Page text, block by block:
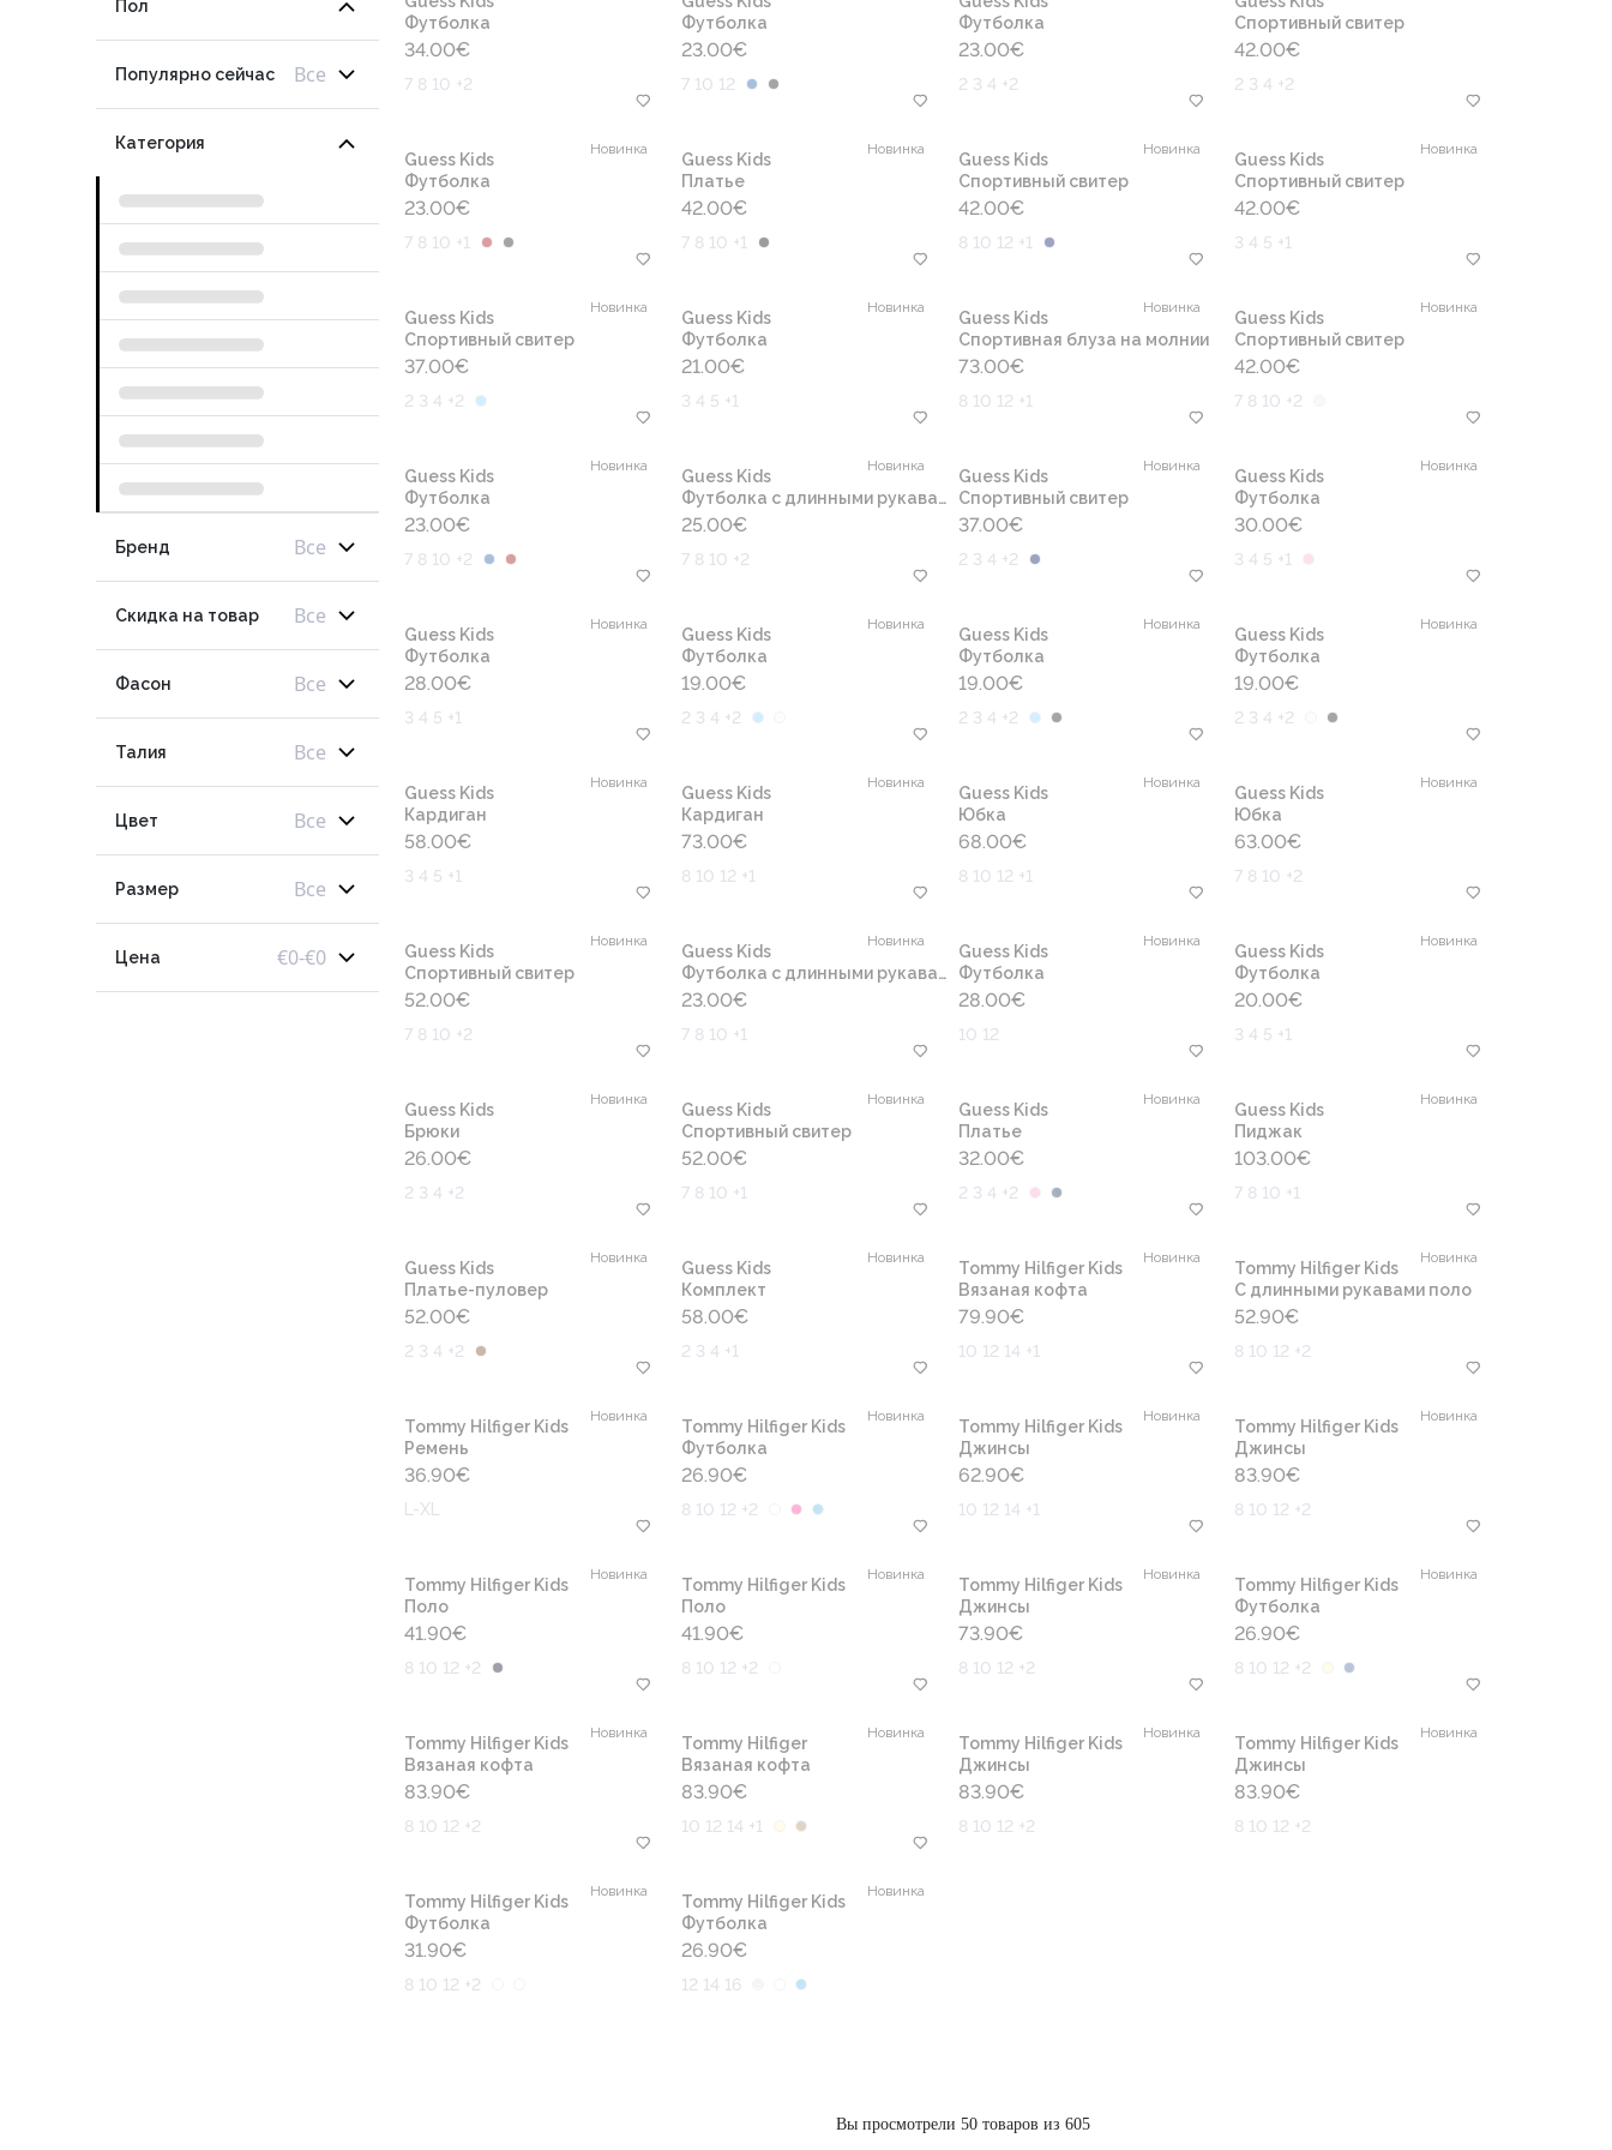
Пол
Популярно сейчас Все
Категория
Бренд Все
Скидка на товар Все
Фасон Все
Талия Все
Цвет Все
Размер Все
Цена €0-€0
Футболка
34.00€
7 8 10 +2
Футболка
23.00€
7 10 12
Футболка
23.00€
2 3 4 +2
Cпортивный свитер
42.00€
2 3 4 +2
Новинка
Guess Kids
Футболка
23.00€
7 8 10 +1
Новинка
Guess Kids
Платье
42.00€
7 8 10 +1
Новинка
Guess Kids
Cпортивный свитер
42.00€
8 10 12 +1
Новинка
Guess Kids
Cпортивный свитер
42.00€
3 4 5 +1
Новинка
Guess Kids
Cпортивный свитер
37.00€
2 3 4 +2
Новинка
Guess Kids
Футболка
21.00€
3 4 5 +1
Новинка
Guess Kids
Спортивная блуза на молнии
73.00€
8 10 12 +1
Новинка
Guess Kids
Cпортивный свитер
42.00€
7 8 10 +2
Новинка
Guess Kids
Футболка
23.00€
7 8 10 +2
Новинка
Guess Kids
Футболка с длинными рукавами
25.00€
7 8 10 +2
Новинка
Guess Kids
Cпортивный свитер
37.00€
2 3 4 +2
Новинка
Guess Kids
Футболка
30.00€
3 4 5 +1
Новинка
Guess Kids
Футболка
28.00€
3 4 5 +1
Новинка
Guess Kids
Футболка
19.00€
2 3 4 +2
Новинка
Guess Kids
Футболка
19.00€
2 3 4 +2
Новинка
Guess Kids
Футболка
19.00€
2 3 4 +2
Новинка
Guess Kids
Кардиган
58.00€
3 4 5 +1
Новинка
Guess Kids
Кардиган
73.00€
8 10 12 +1
Новинка
Guess Kids
Юбка
68.00€
8 10 12 +1
Новинка
Guess Kids
Юбка
63.00€
7 8 10 +2
Новинка
Guess Kids
Cпортивный свитер
52.00€
7 8 10 +2
Новинка
Guess Kids
Футболка с длинными рукавами
23.00€
7 8 10 +1
Новинка
Guess Kids
Футболка
28.00€
10 12
Новинка
Guess Kids
Футболка
20.00€
3 4 5 +1
Новинка
Guess Kids
Брюки
26.00€
2 3 4 +2
Новинка
Guess Kids
Cпортивный свитер
52.00€
7 8 10 +1
Новинка
Guess Kids
Платье
32.00€
2 3 4 +2
Новинка
Guess Kids
Пиджак
103.00€
7 8 10 +1
Новинка
Guess Kids
Платье-пуловер
52.00€
2 3 4 +2
Новинка
Guess Kids
Комплект
58.00€
2 3 4 +1
Новинка
Tommy Hilfiger Kids
Вязаная кофта
79.90€
10 12 14 +1
Новинка
Tommy Hilfiger Kids
С длинными рукавами поло
52.90€
8 10 12 +2
Новинка
Tommy Hilfiger Kids
Ремень
36.90€
L-XL
Новинка
Tommy Hilfiger Kids
Футболка
26.90€
8 10 12 +2
Новинка
Tommy Hilfiger Kids
Джинсы
62.90€
10 12 14 +1
Новинка
Tommy Hilfiger Kids
Джинсы
83.90€
8 10 12 +2
Новинка
Tommy Hilfiger Kids
Поло
41.90€
8 10 12 +2
Новинка
Tommy Hilfiger Kids
Поло
41.90€
8 10 12 +2
Новинка
Tommy Hilfiger Kids
Джинсы
73.90€
8 10 12 +2
Новинка
Tommy Hilfiger Kids
Футболка
26.90€
8 10 12 +2
Новинка
Tommy Hilfiger Kids
Вязаная кофта
83.90€
8 10 12 +2
Новинка
Tommy Hilfiger
Вязаная кофта
83.90€
10 12 14 +1
Новинка
Tommy Hilfiger Kids
Джинсы
83.90€
8 10 12 +2
Новинка
Tommy Hilfiger Kids
Джинсы
83.90€
8 10 12 +2
Новинка
Tommy Hilfiger Kids
Футболка
31.90€
8 10 12 +2
Новинка
Tommy Hilfiger Kids
Футболка
26.90€
12 14 16
Вы просмотрели 50 товаров из 605